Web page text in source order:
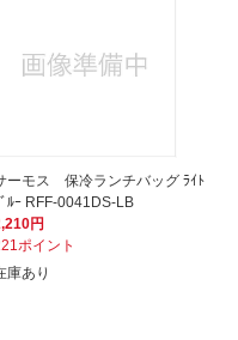
ーモス 保冷ランチバッグ ﾗｲﾄ
ﾙｰ RFF-0041DS-LB
円
ポイント
庫あり